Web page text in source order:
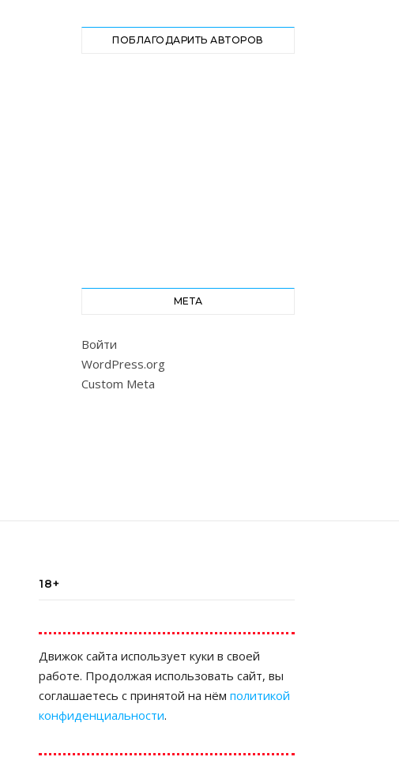
ПОБЛАГОДАРИТЬ АВТОРОВ
МЕТА
Войти
WordPress.org
Custom Meta
18+
Движок сайта использует куки в своей
работе. Продолжая использовать сайт, вы
соглашаетесь с принятой на нём политикой
конфиденциальности.